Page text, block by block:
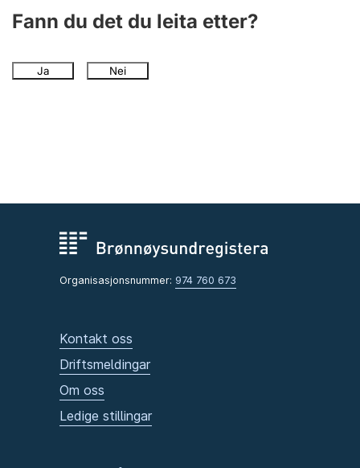
Fann du det du leita etter?
Ja Nei
Organisasjonsnummer: 974 760 673
Kontakt oss
Driftsmeldingar
Om oss
Ledige stillingar